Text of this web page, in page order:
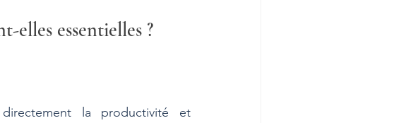
elles essentielles ?
la productivité et